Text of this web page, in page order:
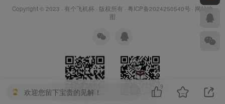
Copyright © 2023 · 有个飞机杯 · 版权所有 · 粤ICP备2024250540号 · 网站地
图
欢迎您留下宝贵的见解！
9